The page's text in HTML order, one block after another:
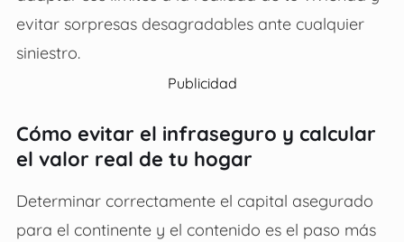
evitar sorpresas desagradables ante cualquier
siniestro.
Publicidad
Cómo evitar el infraseguro y calcular
el valor real de tu hogar
Determinar correctamente el capital asegurado
para el continente y el contenido es el paso más